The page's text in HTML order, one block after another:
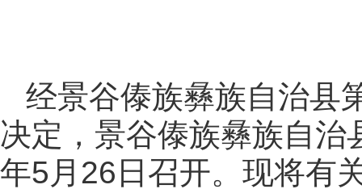
经景谷傣族彝族自治县
决定，景谷傣族彝族自
年5月26日召开。现将有